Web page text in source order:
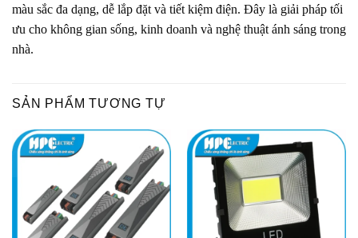
màu sắc đa dạng, dễ lắp đặt và tiết kiệm điện. Đây là giải pháp tối
ưu cho không gian sống, kinh doanh và nghệ thuật ánh sáng trong
nhà.
SẢN PHẨM TƯƠNG TỰ